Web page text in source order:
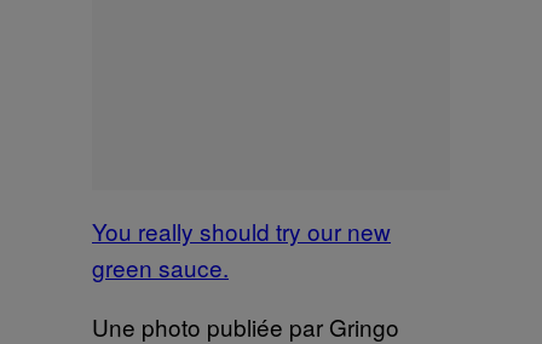
You really should try our new
green sauce.
Une photo publiée par Gringo